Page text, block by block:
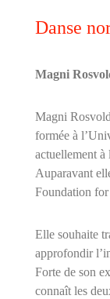
Danse
Magni
Magni
formée à
actuellement
Auparavant
Foundation
Elle souhaite
approfondir
Forte de son
connaît les